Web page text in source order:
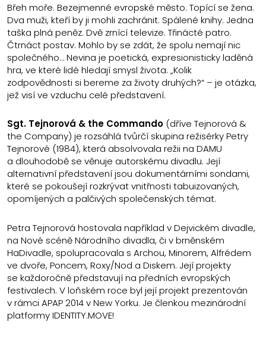
Břeh moře. Bezejmenné evropské město. Topící se žena.
Dva muži, kteří by ji mohli zachránit. Spálené knihy. Jedna
taška plná peněz. Dvě zrnící televize. Třinácté patro.
Čtrnáct postav. Mohlo by se zdát, že spolu nemají nic
společného… Nevina je poetická, expresionisticky laděná
hra, ve které lidé hledají smysl života. „Kolik
zodpovědnosti si bereme za životy druhých?“ – je otázka,
jež visí ve vzduchu celé představení.
Sgt. Tejnorová & the Commando (dříve Tejnorová &
the Company) je rozsáhlá tvůrčí skupina režisérky Petry
Tejnorové (1984), která absolvovala režii na DAMU
a dlouhodobě se věnuje autorskému divadlu. Její
alternativní představení jsou dokumentárními sondami,
které se pokoušejí rozkrývat vnitřnosti tabuizovaných,
opomíjených a palčivých společenských témat.
Petra Tejnorová hostovala například v Dejvickém divadle,
na Nové scéně Národního divadla, či v brněnském
HaDivadle, spolupracovala s Archou, Minorem, Alfrédem
ve dvoře, Poncem, Roxy/Nod a Diskem. Její projekty
se každoročně představují na předních evropských
festivalech. V loňském roce byl její projekt prezentován
v rámci APAP 2014 v New Yorku. Je členkou mezinárodní
platformy IDENTITY.MOVE!